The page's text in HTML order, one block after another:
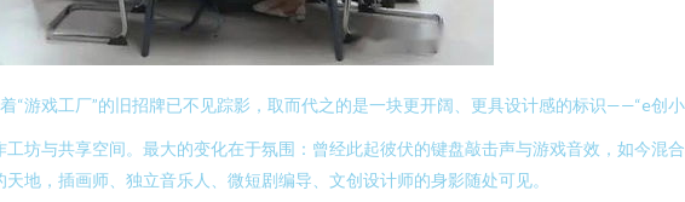
游戏工厂”的旧招牌已不见踪影，取而代之的是一块更开阔、更具设计感的标识——“e创小
坊与共享空间。最大的变化在于氛围：曾经此起彼伏的键盘敲击声与游戏音效，如今混
地，插画师、独立音乐人、微短剧编导、文创设计师的身影随处可见。